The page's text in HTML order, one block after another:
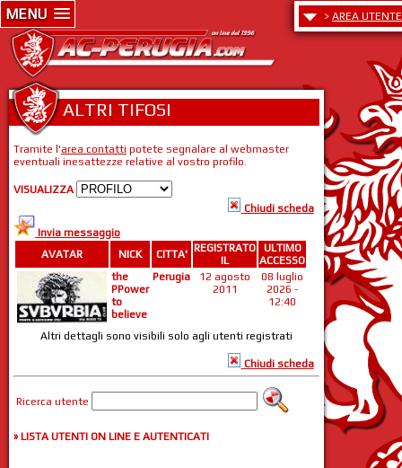
MENU > AREA UTENTE
ALTRI TIFOSI
Tramite l'area contatti potete segnalare al webmaster
eventuali inesattezze relative al vostro profilo.
VISUALIZZA
Chiudi scheda
Invia messaggio
AVATAR
NICK CITTA'
REGISTRATO
IL
ULTIMO
ACCESSO
the
PPower
to
believe
Perugia
12 agosto
2011
08 luglio
2026 -
12:40
Altri dettagli sono visibili solo agli utenti registrati
Chiudi scheda
Ricerca utente
» LISTA UTENTI ON LINE E AUTENTICATI